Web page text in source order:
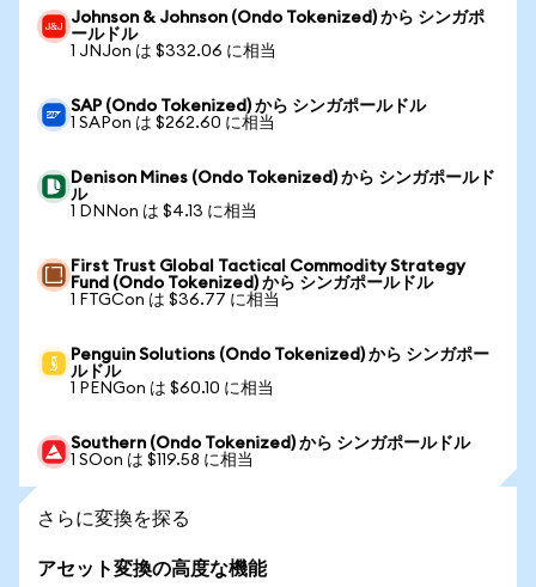
Johnson & Johnson (Ondo Tokenized) から シンガポ
ールドル
1 JNJon は $332.06 に相当
SAP (Ondo Tokenized) から シンガポールドル
1 SAPon は $262.60 に相当
Denison Mines (Ondo Tokenized) から シンガポールド
ル
1 DNNon は $4.13 に相当
First Trust Global Tactical Commodity Strategy
Fund (Ondo Tokenized) から シンガポールドル
1 FTGCon は $36.77 に相当
Penguin Solutions (Ondo Tokenized) から シンガポー
ルドル
1 PENGon は $60.10 に相当
Southern (Ondo Tokenized) から シンガポールドル
1 SOon は $119.58 に相当
さらに変換を探る
アセット変換の高度な機能